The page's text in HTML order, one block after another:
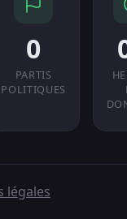
0
PARTIS
POLITIQUES
légales